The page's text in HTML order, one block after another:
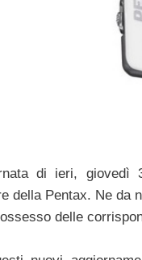
di ieri, giovedì
della Pentax. Ne da
delle